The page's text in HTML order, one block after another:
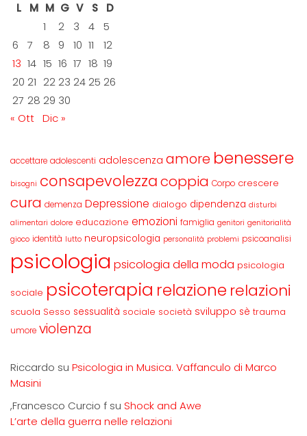
L
M M G V S
D
1
2 3 4
5
6
7 8 9 10 11
12
13 14 15 16 17 18 19
20 21 22 23 24 25 26
27 28 29 30
« Ott Dic »
accettare adolescenti adolescenza amore benessere
bisogni consapevolezzacoppia Corpo crescere
cura demenza Depressione dialogo dipendenza disturbi
alimentari dolore educazione emozioni famiglia genitori genitorialità
gioco identità lutto neuropsicologia personalità problemi psicoanalisi
psicologia psicologia della moda psicologia
sociale psicoterapia relazione relazioni
scuola Sesso sessualità sociale società sviluppo sè trauma
umore violenza
Riccardo su Psicologia in Musica. Vaffanculo di Marco
Masini
,Francesco Curcio f su Shock and Awe
L’arte della guerra nelle relazioni